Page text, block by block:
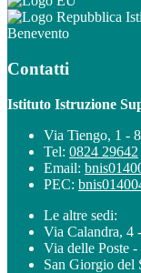
Benevento
Contatti
Istituto Istruzione
Via Tiengo, 1 -
Tel: 0824 29642
Email:
PEC:
Le altre sedi:
Via Calandra, 4
Via delle Poste
San Giorgio del